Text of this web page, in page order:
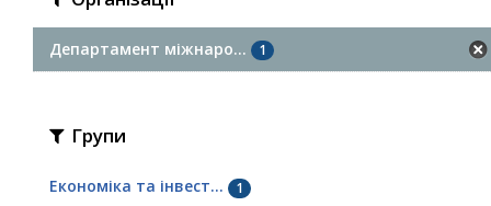
Департамент міжнаро... 1
Групи
Економіка та інвест... 1